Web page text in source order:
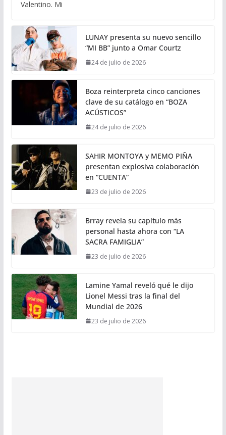
Valentino. Mi
LUNAY presenta su nuevo sencillo
“MI BB” junto a Omar Courtz
24 de julio de 2026
Boza reinterpreta cinco canciones
clave de su catálogo en “BOZA
ACÚSTICOS”
24 de julio de 2026
SAHIR MONTOYA y MEMO PIÑA
presentan explosiva colaboración
en “CUENTA”
23 de julio de 2026
Brray revela su capítulo más
personal hasta ahora con “LA
SACRA FAMIGLIA”
23 de julio de 2026
Lamine Yamal reveló qué le dijo
Lionel Messi tras la final del
Mundial de 2026
23 de julio de 2026